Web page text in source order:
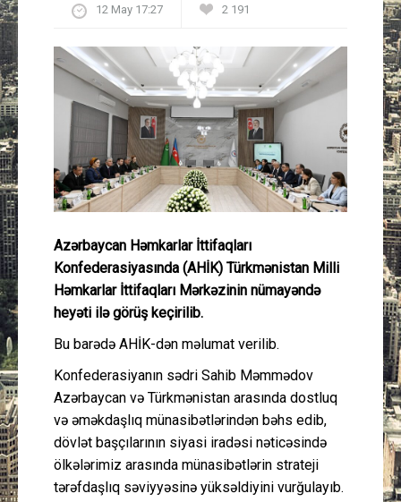
Müsahibə
İdman
Layihə
Gündəm
Cəmiyyət
Peşə etikası
Əlaqə
12 May 17:27 2 191
Azərbaycan Həmkarlar İttifaqları
Konfederasiyasında (AHİK) Türkmənistan Milli
Həmkarlar İttifaqları Mərkəzinin nümayəndə
heyəti ilə görüş keçirilib.
Bu barədə AHİK-dən məlumat verilib.
Konfederasiyanın sədri Sahib Məmmədov
Azərbaycan və Türkmənistan arasında dostluq
və əməkdaşlıq münasibətlərindən bəhs edib,
dövlət başçılarının siyasi iradəsi nəticəsində
ölkələrimiz arasında münasibətlərin strateji
tərəfdaşlıq səviyyəsinə yüksəldiyini vurğulayıb.